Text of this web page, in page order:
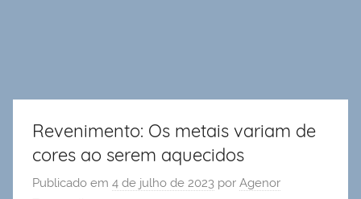
Revenimento: Os metais variam de
cores ao serem aquecidos
Publicado em 4 de julho de 2023 por Agenor